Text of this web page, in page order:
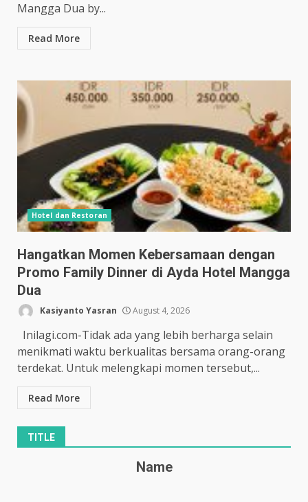
Mangga Dua by...
Read More
Hotel dan Restoran
Hangatkan Momen Kebersamaan dengan
Promo Family Dinner di Ayda Hotel Mangga
Dua
Kasiyanto Yasran August 4, 2026
Inilagi.com-Tidak ada yang lebih berharga selain
menikmati waktu berkualitas bersama orang-orang
terdekat. Untuk melengkapi momen tersebut,...
Read More
TITLE
Name